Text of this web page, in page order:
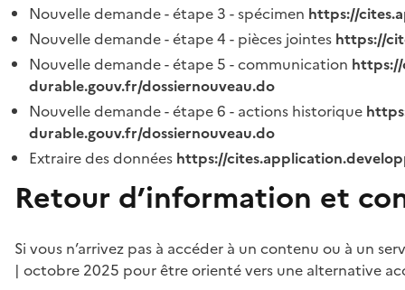
Nouvelle demande - étape 3 - spécimen https://
Nouvelle demande - étape 4 - pièces jointes https://
Nouvelle demande - étape 5 - communication
durable.gouv.fr/dossiernouveau.do
Nouvelle demande - étape 6 - actions historique
durable.gouv.fr/dossiernouveau.do
Extraire des données https://
Retour d’information et
Si vous n’arrivez pas à accéder à un contenu ou à un
| octobre 2025 pour être orienté vers une alternative